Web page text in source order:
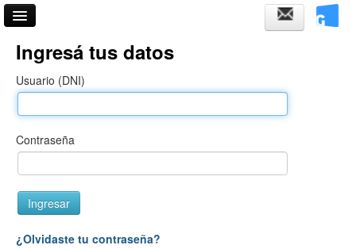
Acceso
Ingresá tus datos
Usuario (DNI)
Contraseña
¿Olvidaste tu contraseña?